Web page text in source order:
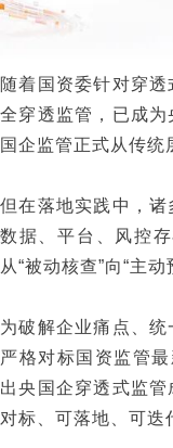
随着国资委针对穿
全穿透监管，已成
国企监管正式从传
但在落地实践中，
数据、平台、风控
从“被动核查”向“主
为破解企业痛点、
严格对标国资监管
出央国企穿透式监
对标、可落地、可迭